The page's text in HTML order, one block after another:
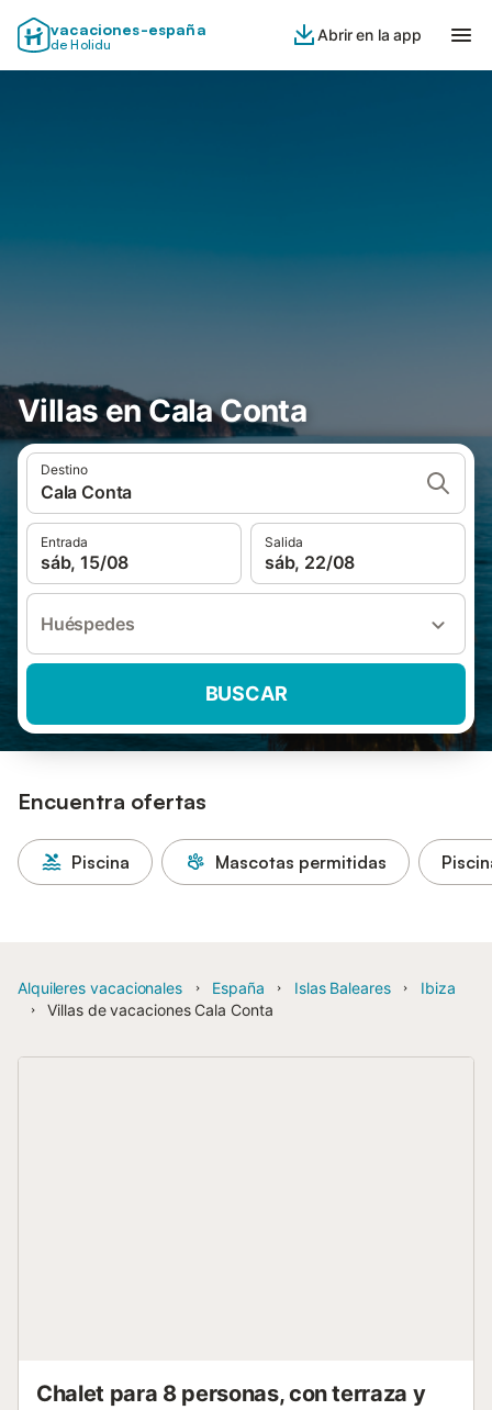
vacaciones-españa
de Holidu
Abrir en la app
Villas en Cala Conta
Destino
Cala Conta
Entrada
sáb, 15/08
Salida
sáb, 22/08
Huéspedes
BUSCAR
Encuentra ofertas
Piscina Mascotas permitidas
Alquileres vacacionales España Islas Baleares
Ibiza
Villas de vacaciones Cala Conta
Chalet para 8 personas, con terraza y